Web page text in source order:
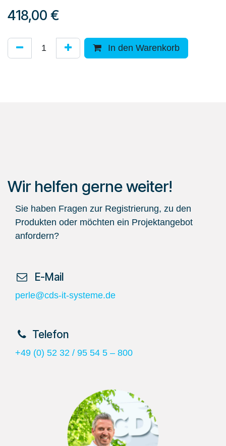
418,00 €
In den Warenkorb
Wir helfen gerne weiter!
Sie haben Fragen zur Registrierung, zu den
Produkten oder möchten ein Projektangebot
anfordern?
​ E-Mail
perle@cds-it-systeme.de
​Telefon
+49 (0) 52 32 / 95 54 5 – 800